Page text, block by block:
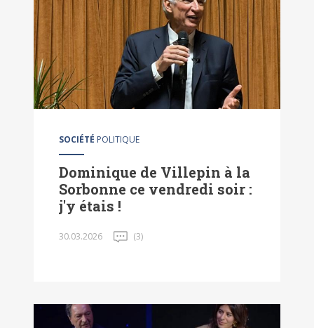
SOCIÉTÉ POLITIQUE
Dominique de Villepin à la
Sorbonne ce vendredi soir :
j'y étais !
30.03.2026 (3)